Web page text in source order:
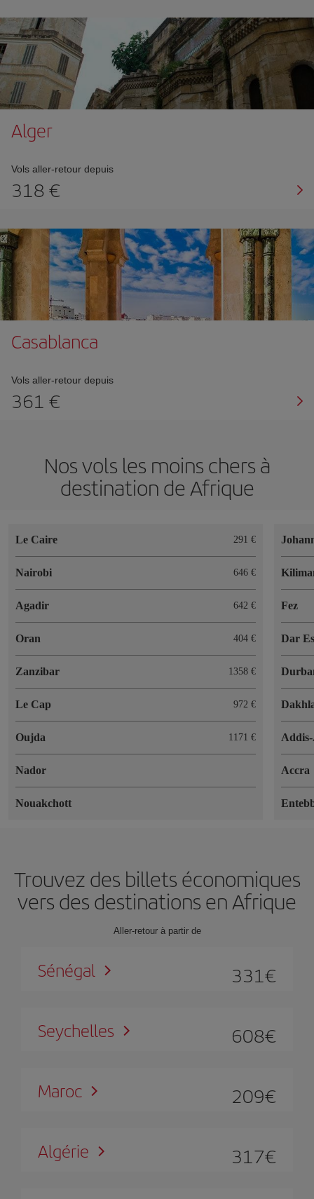
Alger
Vols aller-retour depuis
318 €
Casablanca
Vols aller-retour depuis
361 €
Nos vols les moins chers à
destination de Afrique
Le Caire 291 €
Nairobi 646 €
Agadir 642 €
Oran 404 €
Zanzibar 1358 €
Le Cap 972 €
Oujda 1171 €
Nador
Nouakchott
Fez
Dar
Accra
Trouvez des billets économiques
vers des destinations en Afrique
Aller-retour à partir de
Sénégal 331€
Seychelles 608€
Maroc 209€
Algérie 317€